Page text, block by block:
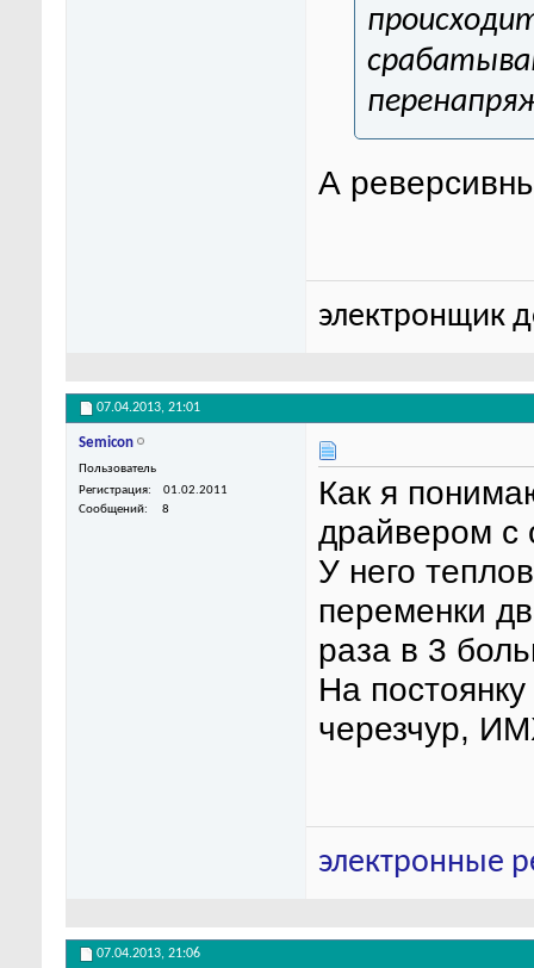
А
электронщик
07.04.2013, 21:01
Semicon
Пользователь
Регистрация
01.02.2011
Сообщений
8
Как я
драйвером с
У него
переменки
раза в 3
На
черезчур,
электронные
07.04.2013, 21:06